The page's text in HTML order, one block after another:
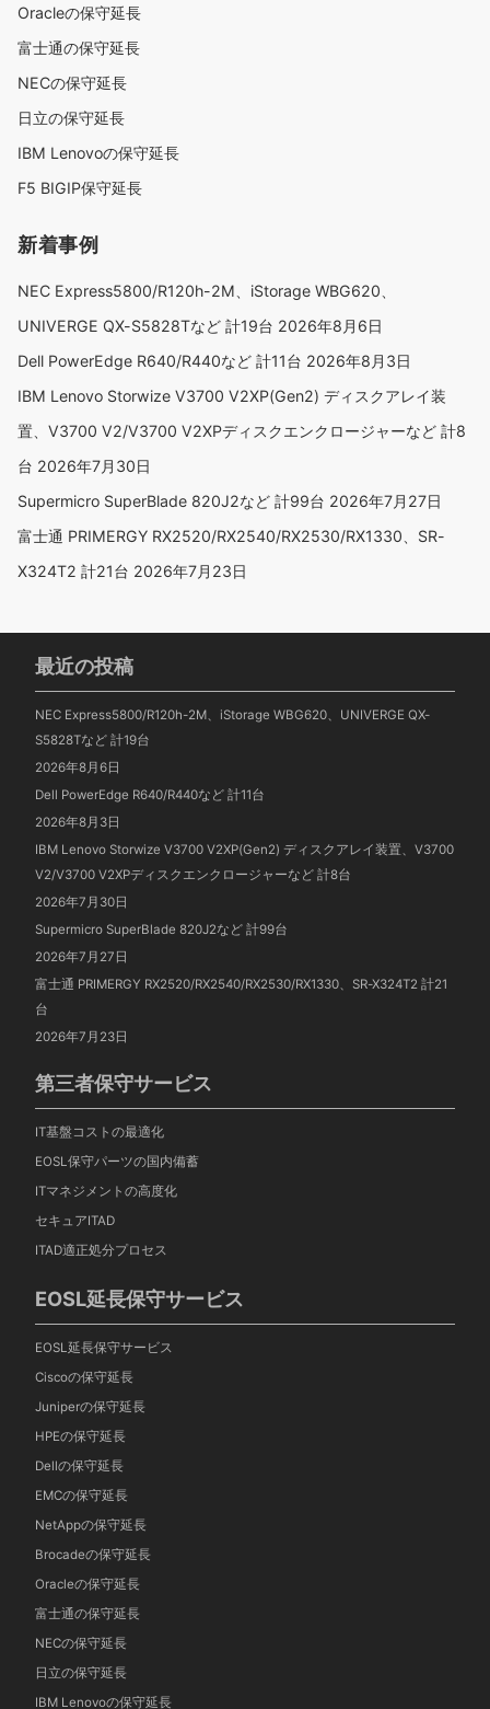
Oracleの保守延長
富士通の保守延長
NECの保守延長
日立の保守延長
IBM Lenovoの保守延長
F5 BIGIP保守延長
新着事例
NEC Express5800/R120h-2M、iStorage WBG620、
UNIVERGE QX-S5828Tなど 計19台 2026年8月6日
Dell PowerEdge R640/R440など 計11台 2026年8月3日
IBM Lenovo Storwize V3700 V2XP(Gen2) ディスクアレイ装
置、V3700 V2/V3700 V2XPディスクエンクロージャーなど 計8
台 2026年7月30日
Supermicro SuperBlade 820J2など 計99台 2026年7月27日
富士通 PRIMERGY RX2520/RX2540/RX2530/RX1330、SR-
X324T2 計21台 2026年7月23日
最近の投稿
NEC Express5800/R120h-2M、iStorage WBG620、UNIVERGE QX-
S5828Tなど 計19台
2026年8月6日
Dell PowerEdge R640/R440など 計11台
2026年8月3日
IBM Lenovo Storwize V3700 V2XP(Gen2) ディスクアレイ装置、V3700
V2/V3700 V2XPディスクエンクロージャーなど 計8台
2026年7月30日
Supermicro SuperBlade 820J2など 計99台
2026年7月27日
富士通 PRIMERGY RX2520/RX2540/RX2530/RX1330、SR-X324T2 計21
台
2026年7月23日
第三者保守サービス
IT基盤コストの最適化
EOSL保守パーツの国内備蓄
ITマネジメントの高度化
セキュアITAD
ITAD適正処分プロセス
EOSL延長保守サービス
EOSL延長保守サービス
Ciscoの保守延長
Juniperの保守延長
HPEの保守延長
Dellの保守延長
EMCの保守延長
NetAppの保守延長
Brocadeの保守延長
Oracleの保守延長
富士通の保守延長
NECの保守延長
日立の保守延長
IBM Lenovoの保守延長